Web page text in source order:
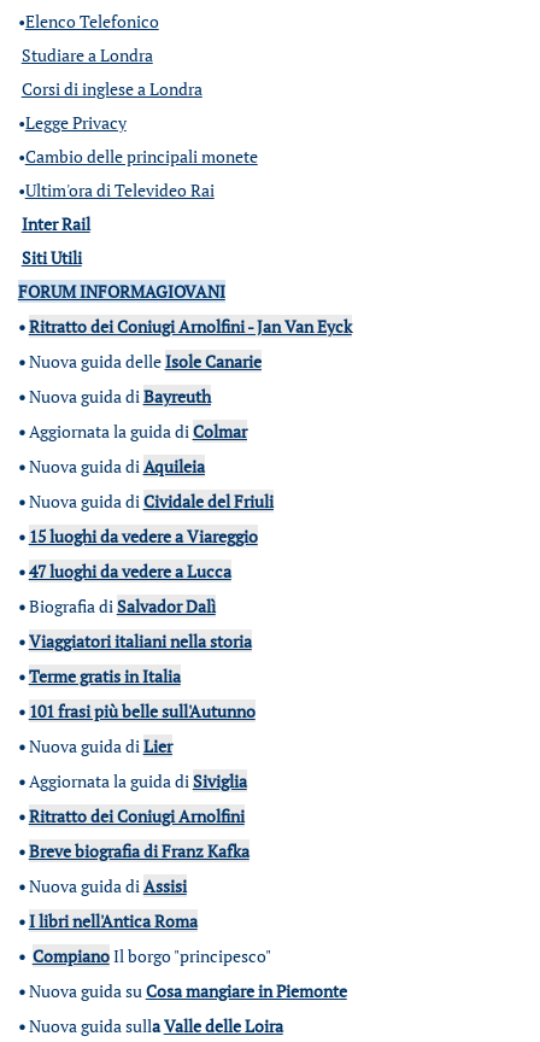
•Elenco Telefonico
Studiare a Londra
Corsi di inglese a Londra
•Legge Privacy
•Cambio delle principali monete
•Ultim'ora di Televideo Rai
Inter Rail
Siti Utili
FORUM INFORMAGIOVANI
•Ritratto dei Coniugi Arnolfini - Jan Van Eyck
•Nuova guida delleIsole Canarie
•Nuova guida diBayreuth
•Aggiornata la guida diColmar
•Nuova guida diAquileia
•Nuova guida diCividale del Friuli
• 15 luoghi da vedere a Viareggio
•47 luoghi da vedere a Lucca
•Biografia diSalvador Dalì
•Viaggiatori italiani nella storia
•Terme gratis in Italia
• 101 frasi più belle sull'Autunno
•Nuova guida diLier
•Aggiornata la guida diSiviglia
•Ritratto dei Coniugi Arnolfini
•Breve biografia di Franz Kafka
•Nuova guida diAssisi
•I libri nell'Antica Roma
• CompianoIl borgo "principesco"
•Nuova guida suCosa mangiare in Piemonte
•Nuova guida sullaValle delle Loira